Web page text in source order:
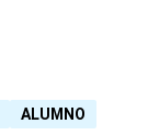
ALUMNO